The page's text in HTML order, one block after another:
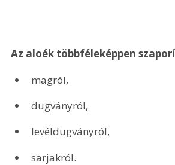
Az aloék többféleképpen
magról,
dugványról,
levéldugványról,
sarjakról.